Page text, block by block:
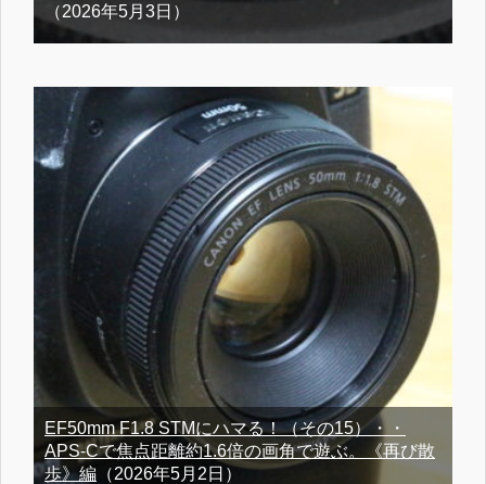
（2026年5月3日）
EF50mm F1.8 STMにハマる！（その15）・・
APS-Cで焦点距離約1.6倍の画角で遊ぶ。《再び散
歩》編 （2026年5月2日）